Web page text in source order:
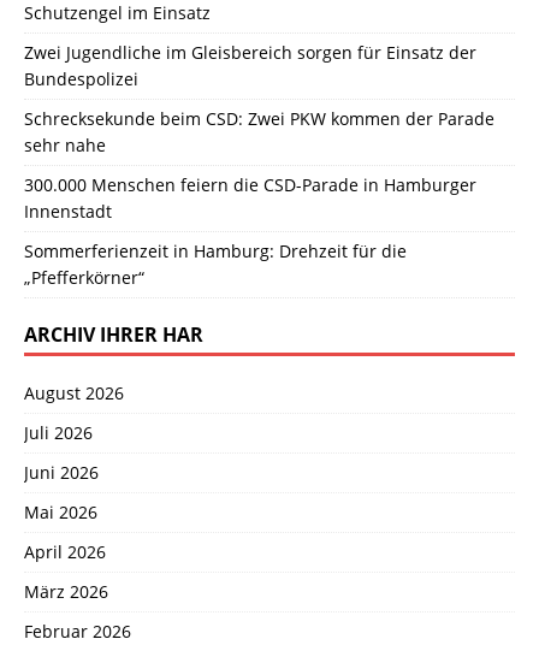
Schutzengel im Einsatz
Zwei Jugendliche im Gleisbereich sorgen für Einsatz der
Bundespolizei
Schrecksekunde beim CSD: Zwei PKW kommen der Parade
sehr nahe
300.000 Menschen feiern die CSD-Parade in Hamburger
Innenstadt
Sommerferienzeit in Hamburg: Drehzeit für die
„Pfefferkörner“
ARCHIV IHRER HAR
August 2026
Juli 2026
Juni 2026
Mai 2026
April 2026
März 2026
Februar 2026